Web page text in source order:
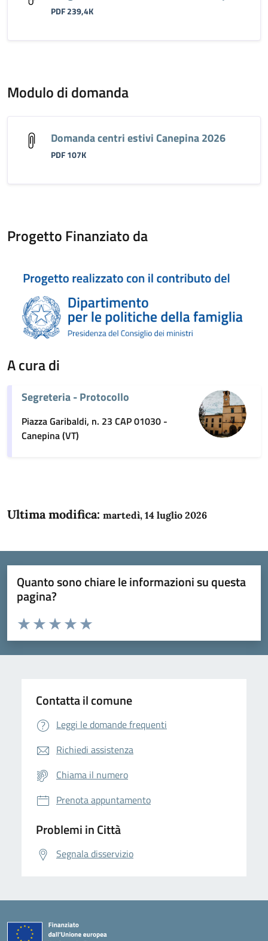
PDF 239,4K
Modulo di domanda
Domanda centri estivi Canepina 2026
PDF 107K
Progetto Finanziato da
A cura di
Segreteria - Protocollo
Piazza Garibaldi, n. 23 CAP 01030 -
Canepina (VT)
Ultima modifica: martedì, 14 luglio 2026
Quanto sono chiare le informazioni su questa
pagina?
Domanda
Valuta da 1 a 5 stelle la pagina
Valuta 5 stelle su 5
Valuta 4 stelle su 5
Valuta 3 stelle su 5
Valuta 2 stelle su 5
Valuta 1 stelle su 5
Contatta il comune
Leggi le domande frequenti
Richiedi assistenza
Chiama il numero
Prenota appuntamento
Problemi in Città
Segnala disservizio